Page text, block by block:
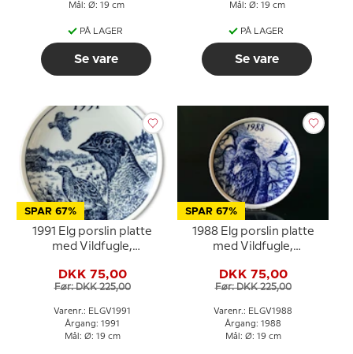
Mål: Ø: 19 cm
PÅ LAGER
Se vare
Mål: Ø: 19 cm
PÅ LAGER
Se vare
SPAR 67%
1991 Elg porslin platte
med Vildfugle,
DKK 75,00
Før: DKK 225,00
Varenr.: ELGV1991
Årgang: 1991
Mål: Ø: 19 cm
SPAR 67%
1988 Elg porslin platte
med Vildfugle,
DKK 75,00
Før: DKK 225,00
Varenr.: ELGV1988
Årgang: 1988
Mål: Ø: 19 cm